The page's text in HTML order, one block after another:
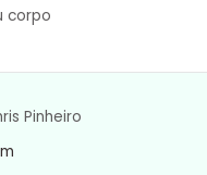
corpo
Pinheiro